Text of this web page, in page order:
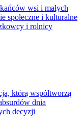
wsi i małych
społeczne i kulturalne
i rolnicy
którą współtworzą
dnia
decyzji